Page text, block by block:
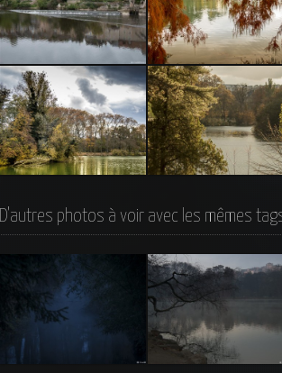
Argenton-Sur-Creuse
Couleurs d’Automne au
Parc de la Tête d’Or
d’Or
D'autres photos à voir avec les mêmes